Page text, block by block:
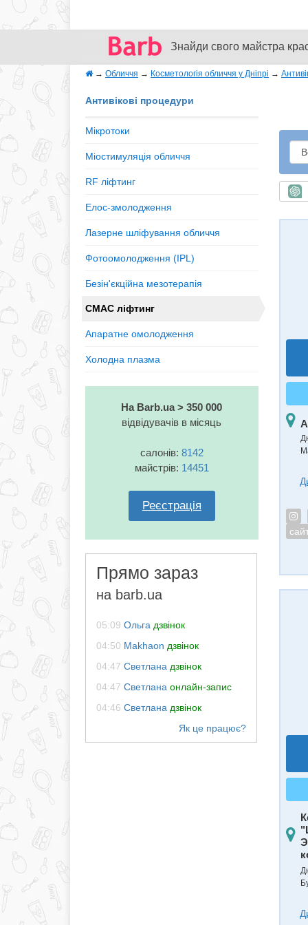
Знайди свого майстра
→ Обличчя → Косметологія обличчя у Дніпрі →
Антивікові процедури
Мікротоки
Міостимуляція обличчя
RF ліфтинг
Елос-змолодження
Лазерне шліфування обличчя
Фотоомолодження (IPL)
Безін'єкційна мезотерапія
СМАС ліфтинг
Апаратне омолодження
Холодна плазма
На Barb.ua > 350 000
відвідувачів в місяць
салонів: 8142
майстрів: 14451
Реєстрація
Прямо зараз
на barb.ua
05:09 Ольга дзвінок
04:50 Makhaon дзвінок
04:47 Светлана дзвінок
04:47 Светлана онлайн-запис
04:46 Светлана дзвінок